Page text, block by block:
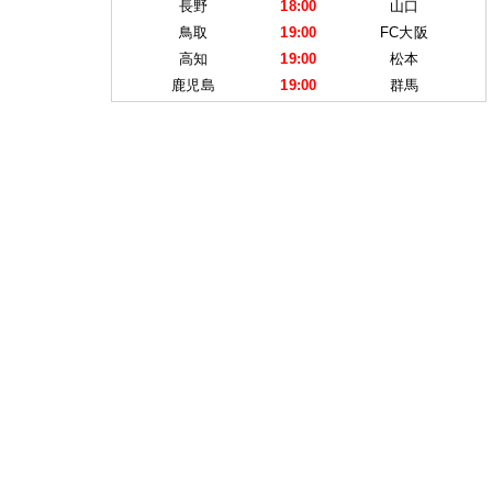
長野
18:00
山口
鳥取
19:00
FC大阪
高知
19:00
松本
鹿児島
19:00 群馬